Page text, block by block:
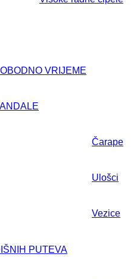
VRIJEME
Čarape
Ulošci
Vezice
PUTEVA